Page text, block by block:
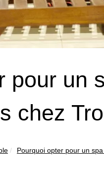
pour un
chez
Pourquoi opter pour un